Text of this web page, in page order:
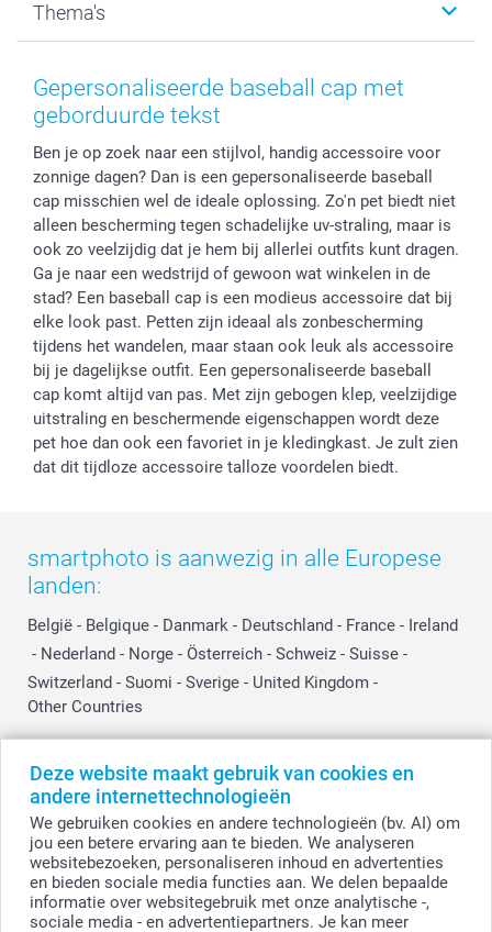
Deze website maakt gebruik van cookies en
andere internettechnologieën
We gebruiken cookies en andere technologieën (bv. AI) om
jou een betere ervaring aan te bieden. We analyseren
websitebezoeken, personaliseren inhoud en advertenties
en bieden sociale media functies aan. We delen bepaalde
informatie over websitegebruik met onze analytische -,
sociale media - en advertentiepartners. Je kan meer
Kaarten
Bestelproces
Herroepingsrecht
Privacy
Reviews
Prijslijst
Investor Relations
Tevredenheidsgarantie
Mijn orderstatus
smartbonus
service@smartphoto.nl
Affiliate partnerprogramma
Partnerships
Influencer partnerprogramma
Thema's
Baby
Moederdag
Huwelijk
Gepersonaliseerde baseball cap met
geborduurde tekst
Ben je op zoek naar een stijlvol, handig accessoire voor
zonnige dagen? Dan is een gepersonaliseerde baseball
cap misschien wel de ideale oplossing. Zo'n pet biedt niet
alleen bescherming tegen schadelijke uv-straling, maar is
ook zo veelzijdig dat je hem bij allerlei outfits kunt dragen.
Ga je naar een wedstrijd of gewoon wat winkelen in de
stad? Een baseball cap is een modieus accessoire dat bij
elke look past. Petten zijn ideaal als zonbescherming
tijdens het wandelen, maar staan ook leuk als accessoire
bij je dagelijkse outfit. Een gepersonaliseerde baseball
cap komt altijd van pas. Met zijn gebogen klep, veelzijdige
uitstraling en beschermende eigenschappen wordt deze
pet hoe dan ook een favoriet in je kledingkast. Je zult zien
dat dit tijdloze accessoire talloze voordelen biedt.
smartphoto is aanwezig in alle Europese
landen:
België - Belgique - Danmark - Deutschland - France - Ireland
- Nederland - Norge - Österreich - Schweiz - Suisse -
Switzerland - Suomi - Sverige - United Kingdom -
Other Countries
© smartphoto group. Alle rechten voorbehouden.Disclaimer
Alle prijzen zijn in EURO (€) inclusief BTW en exclusief verzendkosten.